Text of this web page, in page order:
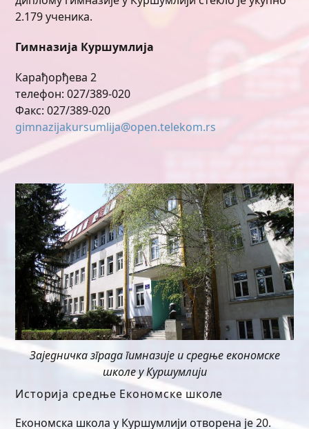
2.179 ученика.
Гимназија Куршумлија
Карађорђева 2
телефон: 027/389-020
Факс: 027/389-020
gimnazijakursumlija@open.telekom.rs
Заједничка зграда гимназије и средње економске
школе у Куршумлији
Историја средње Економске школе
Економска школа у Куршумлији отворена је 20.